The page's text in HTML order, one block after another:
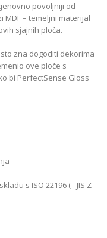
povoljniji od
– temeljni materijal
sjajnih ploča.
zna dogoditi dekorima
ove ploče s
bi PerfectSense Gloss
s ISO 22196 (= JIS Z